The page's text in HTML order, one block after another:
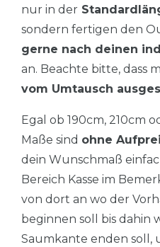
nur in der
sondern fertigen den
gerne nach deinen
an. Beachte bitte, dass
vom Umtausch
Egal ob 190cm, 210cm
Maße sind ohne
dein Wunschmaß
Bereich Kasse im
von dort an wo der
beginnen soll bis dahin
Saumkante enden soll,